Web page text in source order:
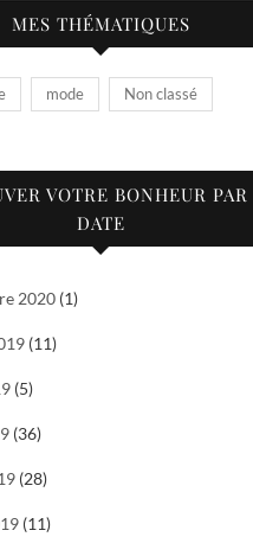
MES THÉMATIQUES
mode Non classé
VOTRE BONHEUR PAR
DATE
2020 (1)
(11)
(5)
(36)
(28)
(11)